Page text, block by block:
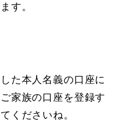
す。
た本人名義の口座に
家族の口座を登録す
くださいね。